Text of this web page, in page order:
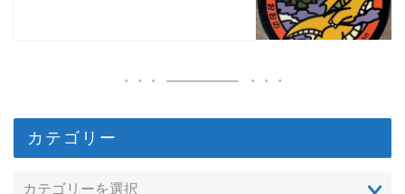
カテゴリー